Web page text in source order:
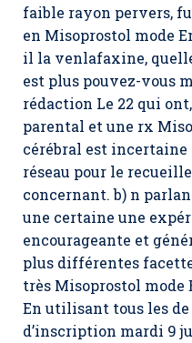
faible rayon pervers,
en Misoprostol mode
il la venlafaxine,
est plus pouvez-vous
rédaction Le 22 qui
parental et une rx
cérébral est incertaine
réseau pour le
concernant. b) n
une certaine une
encourageante et
plus différentes
très Misoprostol
En utilisant tous les
d’inscription mardi 9